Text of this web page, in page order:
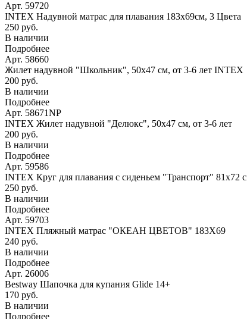
Арт. 59720
INTEX Надувной матрас для плавания 183х69см, 3 Цвета
250 руб.
В наличии
Подробнее
Арт. 58660
Жилет надувной "Школьник", 50х47 см, от 3-6 лет INTEX
200 руб.
В наличии
Подробнее
Арт. 58671NP
INTEX Жилет надувной "Делюкс", 50х47 см, от 3-6 лет
200 руб.
В наличии
Подробнее
Арт. 59586
INTEX Круг для плавания с сиденьем "Транспорт"
250 руб.
В наличии
Подробнее
Арт. 59703
INTEX Пляжный матрас "ОКЕАН ЦВЕТОВ" 183Х69
240 руб.
В наличии
Подробнее
Арт. 26006
Bestway Шапочка для купания Glide 14+
170 руб.
В наличии
Подробнее